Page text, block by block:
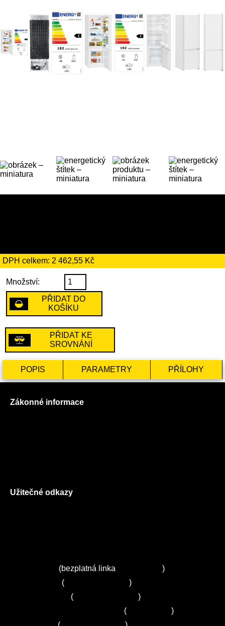
DPH celkem: 2 462,55 Kč
Množství:
PŘIDAT DO
KOŠÍKU
PŘIDAT KE
SROVNÁNÍ
POPIS PARAMETRY PŘÍLOHY
Zákonné informace
Užitečné odkazy
(bezplatná linka
)
(
)
(
)
(
)